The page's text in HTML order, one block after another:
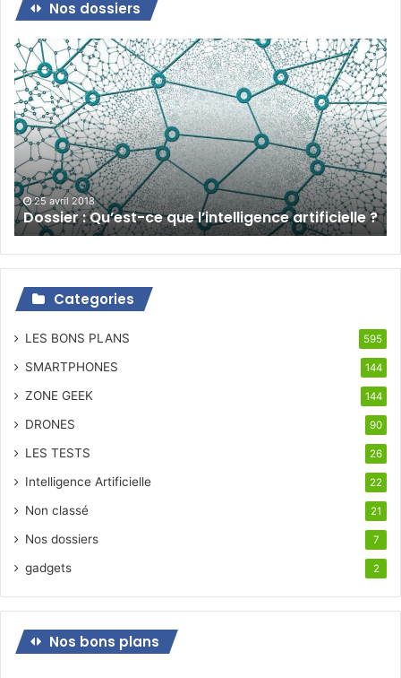
Nos dossiers
Dossier
:
Qu’est-
ce
que
l’intelligence
artificielle
?
25 avril 2018
Dossier : Qu’est-ce que l’intelligence artificielle ?
Categories
LES BONS PLANS 595
SMARTPHONES 144
ZONE GEEK 144
DRONES 90
LES TESTS 26
Intelligence Artificielle 22
Non classé 21
Nos dossiers 7
gadgets 2
Nos bons plans